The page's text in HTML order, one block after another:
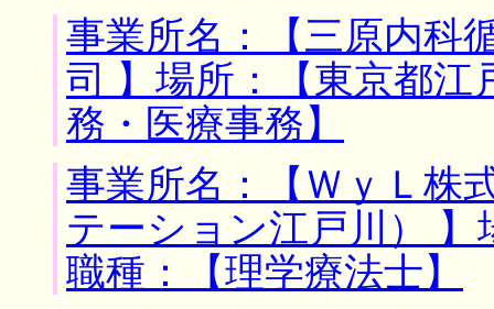
事業所名：【三原内
司 】場所：【東京都江
務・医療事務】
事業所名：【ＷｙＬ
テーション江戸川）
職種：【理学療法士】